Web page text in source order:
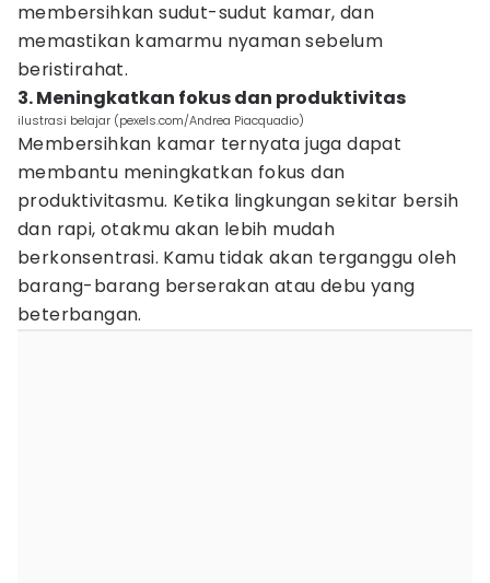
membersihkan sudut-sudut kamar, dan
memastikan kamarmu nyaman sebelum
beristirahat.
3. Meningkatkan fokus dan produktivitas
ilustrasi belajar (pexels.com/Andrea Piacquadio)
Membersihkan kamar ternyata juga dapat
membantu meningkatkan fokus dan
produktivitasmu. Ketika lingkungan sekitar bersih
dan rapi, otakmu akan lebih mudah
berkonsentrasi. Kamu tidak akan terganggu oleh
barang-barang berserakan atau debu yang
beterbangan.